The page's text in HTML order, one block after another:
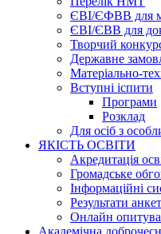
ЄВІ/ЄФВВ для
ЄВІ/ЄВВ для
Творчий
Державне
Матеріально-
Вступні іспити
Програми
Розклад
Для осіб з
ЯКІСТЬ ОСВІТИ
Акредитація
Громадське
Інформаційні
Результати
Онлайн
Академічна